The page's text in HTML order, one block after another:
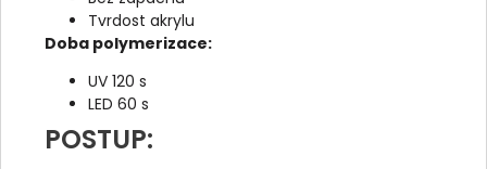
Tvrdost akrylu
Doba polymerizace:
UV 120 s
LED 60 s
POSTUP: